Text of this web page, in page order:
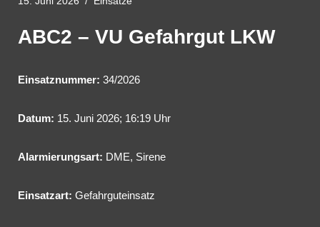
ABC2 – VU Gefahrgut LKW
Einsatznummer: 34/2026
Datum: 15. Juni 2026; 16:19 Uhr
Alarmierungsart: DME, Sirene
Einsatzart: Gefahrguteinsatz